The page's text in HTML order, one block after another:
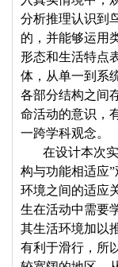
分析推理认识到
的，并能够运用
形态和生活特点
体，从单一到系
各部分结构之间
命活动的意识，
一跨学科观念。
在设计本次
构与功能相适应
环境之间的适应
生在活动中需要
其生活环境加以
有利于滑行，所